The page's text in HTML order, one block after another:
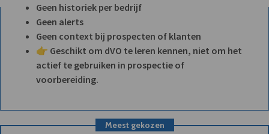
Geen historiek per bedrijf
Geen alerts
Geen context bij prospecten of klanten
👉 Geschikt om dVO te leren kennen, niet om het
actief te gebruiken in prospectie of
voorbereiding.
Meest gekozen